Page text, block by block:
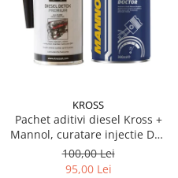
KROSS
Pachet aditivi diesel Kross +
Mannol, curatare injectie DPF
si stabilizare ulei
100,00 Lei
95,00 Lei